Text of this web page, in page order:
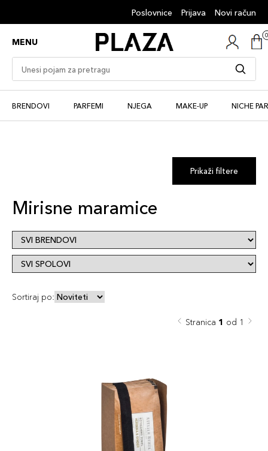
Poslovnice Prijava Novi račun
MENU
BRENDOVI PARFEMI NJEGA MAKE-UP NICHE
Prikaži filtere
Mirisne maramice
Sortiraj po:
Stranica 1 od 1